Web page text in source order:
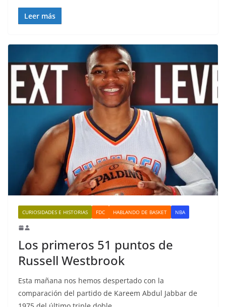
Leer más
CURIOSIDADES E HISTORIAS FDC HABLANDO DE BASKET NBA
Los primeros 51 puntos de
Russell Westbrook
Esta mañana nos hemos despertado con la
comparación del partido de Kareem Abdul Jabbar de